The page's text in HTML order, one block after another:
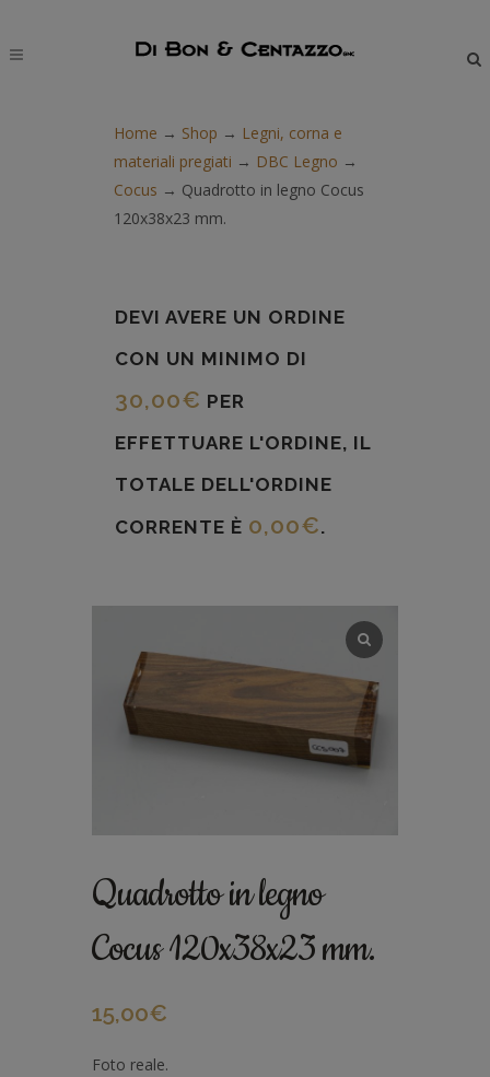
Home → Shop → Legni, corna e
materiali pregiati → DBC Legno →
Cocus → Quadrotto in legno Cocus
120x38x23 mm.
DEVI AVERE UN ORDINE
CON UN MINIMO DI
30,00€ PER
EFFETTUARE L'ORDINE, IL
TOTALE DELL'ORDINE
CORRENTE È 0,00€.
Quadrotto in legno
Cocus 120x38x23 mm.
15,00€
Foto reale.